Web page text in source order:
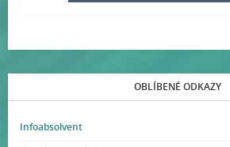
OBLÍBENÉ ODKAZY
Infoabsolvent